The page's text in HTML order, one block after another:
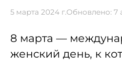
5 марта 2024 г.Обновлено: 7
8 марта —
женский день, к